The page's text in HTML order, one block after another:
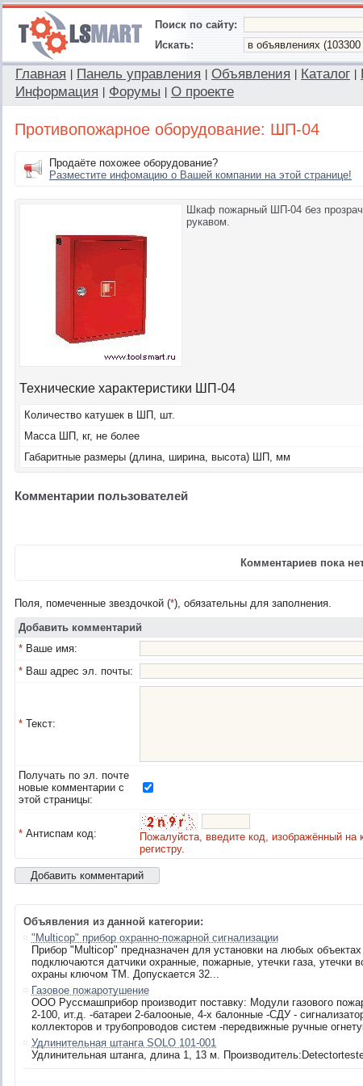
Поиск по сайту:
Искать:
Главная Панель управления Объявления Каталог
Информация Форумы О проекте
Противопожарное оборудование: ШП-04
Продаёте похожее оборудование?
Разместите инфомацию о Вашей компании на этой странице!
Шкаф пожарный ШП-04 без
рукавом.
Технические характеристики ШП-04
Количество катушек в ШП, шт.
Масса ШП, кг, не более
Габаритные размеры (длина, ширина, высота) ШП, мм
Комментарии пользователей
Комментариев пока
Поля, помеченные звездочкой (*), обязательны для заполнения.
Добавить комментарий
* Ваше имя:
* Ваш адрес эл. почты:
* Текст:
Получать по эл. почте
новые комментарии с
этой страницы:
* Антиспам код:
Пожалуйста, введите код, изображённый на
регистру.
Объявления из данной категории:
"Multicop" прибор охранно-пожарной сигнализации
Прибор "Multicop" предназначен для установки на любых
подключаются датчики охранные, пожарные, утечки газа, утечки
охраны ключом ТМ. Допускается 32...
Газовое пожаротушение
ООО Руссмашприбор производит поставку: Модули газового
2-100, ит.д. -батареи 2-балооные, 4-х балонные -СДУ -
коллекторов и трубопроводов систем -передвижные ручные
Удлинительная штанга SOLO 101-001
Удлинительная штанга, длина 1, 13 м.